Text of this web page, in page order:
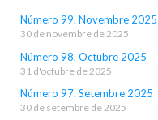
Número 99. Novembre 2025
30 de novembre de 2025
Número 98. Octubre 2025
31 d'octubre de 2025
Número 97. Setembre 2025
30 de setembre de 2025